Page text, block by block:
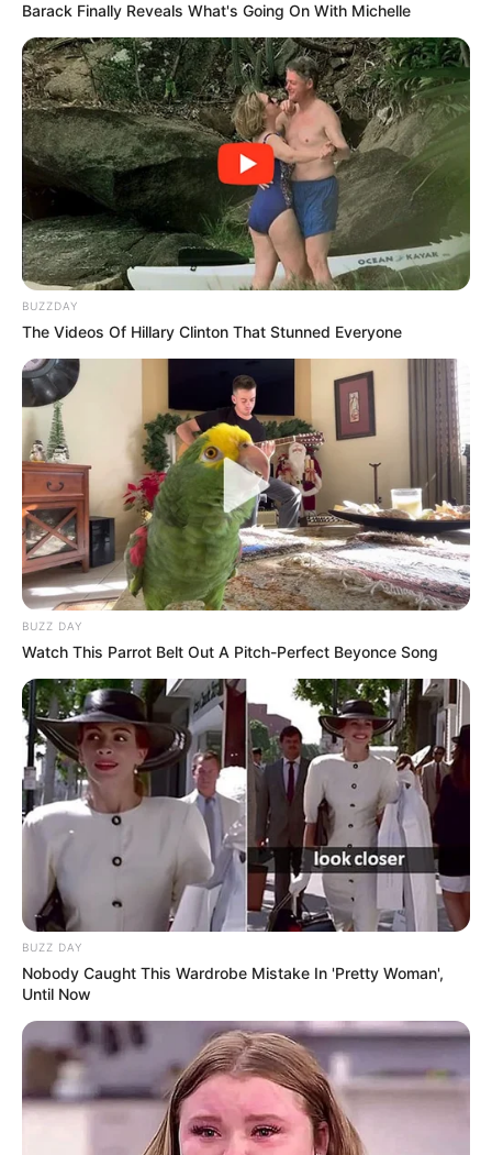
Barack Finally Reveals What's Going On With Michelle
BUZZDAY
The Videos Of Hillary Clinton That Stunned Everyone
BUZZ DAY
Watch This Parrot Belt Out A Pitch-Perfect Beyonce Song
BUZZ DAY
Nobody Caught This Wardrobe Mistake In 'Pretty Woman',
Until Now